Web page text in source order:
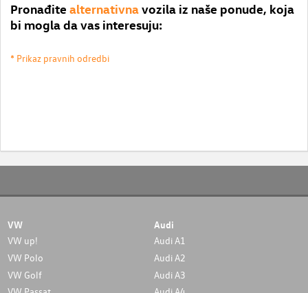
Pronađite alternativnavozila iz naše ponude, koja
bi mogla da vas interesuju:
* Prikaz pravnih odredbi
VW
VW up!
VW Polo
VW Golf
Audi
Audi A1
Audi A2
Audi A3